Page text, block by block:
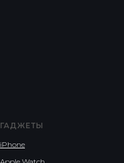
ГАДЖЕТЫ
iPhone